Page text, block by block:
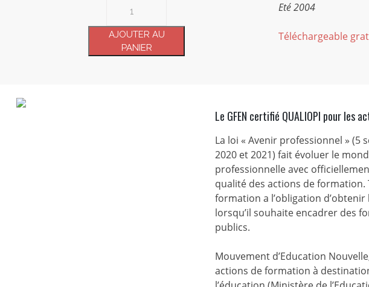
N°
-
AJOUTER AU
PANIER
Eté 2004
Téléchargeable
Le GFEN certifié QUALIOPI pour les
La loi « Avenir professionnel » (5
2020 et 2021) fait évoluer le
professionnelle avec
qualité des actions de formation.
formation a l’obligation
lorsqu’il souhaite encadrer des
publics.
Mouvement d’Education
actions de formation à